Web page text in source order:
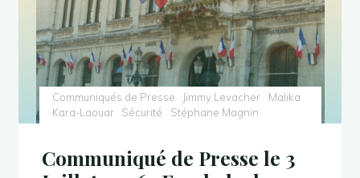
Communiqués de Presse Jimmy Levacher
Malika
Kara-Laouar
Sécurité Stéphane Magnin
Communiqué de Presse le 3